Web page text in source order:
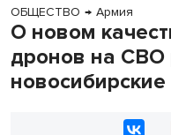
ОБЩЕСТВО → Армия
О новом
дронов на СВО